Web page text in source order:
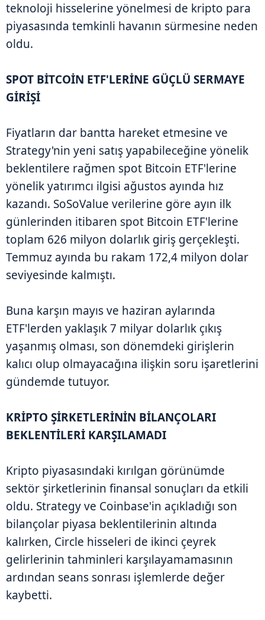
teknoloji hisselerine yönelmesi de kripto para
piyasasında temkinli havanın sürmesine neden
oldu.
SPOT BİTCOİN ETF'LERİNE GÜÇLÜ SERMAYE
GİRİŞİ
Fiyatların dar bantta hareket etmesine ve
Strategy'nin yeni satış yapabileceğine yönelik
beklentilere rağmen spot Bitcoin ETF'lerine
yönelik yatırımcı ilgisi ağustos ayında hız
kazandı. SoSoValue verilerine göre ayın ilk
günlerinden itibaren spot Bitcoin ETF'lerine
toplam 626 milyon dolarlık giriş gerçekleşti.
Temmuz ayında bu rakam 172,4 milyon dolar
seviyesinde kalmıştı.
Buna karşın mayıs ve haziran aylarında
ETF'lerden yaklaşık 7 milyar dolarlık çıkış
yaşanmış olması, son dönemdeki girişlerin
kalıcı olup olmayacağına ilişkin soru işaretlerini
gündemde tutuyor.
KRİPTO ŞİRKETLERİNİN BİLANÇOLARI
BEKLENTİLERİ KARŞILAMADI
Kripto piyasasındaki kırılgan görünümde
sektör şirketlerinin finansal sonuçları da etkili
oldu. Strategy ve Coinbase'in açıkladığı son
bilançolar piyasa beklentilerinin altında
kalırken, Circle hisseleri de ikinci çeyrek
gelirlerinin tahminleri karşılayamamasının
ardından seans sonrası işlemlerde değer
kaybetti.